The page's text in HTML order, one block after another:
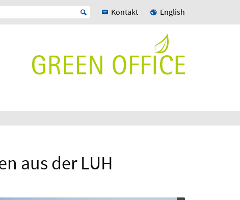
Kontakt English
aus der LUH